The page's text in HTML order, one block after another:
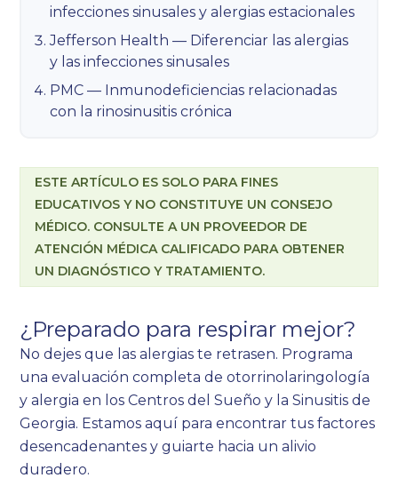
infecciones sinusales y alergias estacionales
Jefferson Health — Diferenciar las alergias
y las infecciones sinusales
PMC — Inmunodeficiencias relacionadas
con la rinosinusitis crónica
ESTE ARTÍCULO ES SOLO PARA FINES
EDUCATIVOS Y NO CONSTITUYE UN CONSEJO
MÉDICO. CONSULTE A UN PROVEEDOR DE
ATENCIÓN MÉDICA CALIFICADO PARA OBTENER
UN DIAGNÓSTICO Y TRATAMIENTO.
¿Preparado para respirar mejor?
No dejes que las alergias te retrasen. Programa
una evaluación completa de otorrinolaringología
y alergia en los Centros del Sueño y la Sinusitis de
Georgia. Estamos aquí para encontrar tus factores
desencadenantes y guiarte hacia un alivio
duradero.